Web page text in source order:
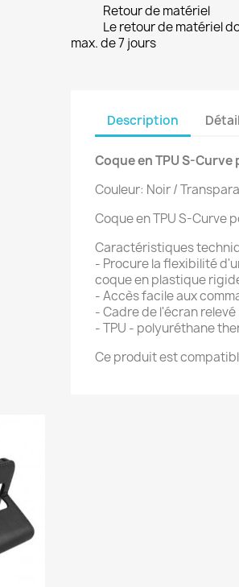
Retour de matériel
Le retour de matériel
max. de 7 jours
Description
Coque en TPU S-
Couleur: Noir /
Coque en TPU S-Curve
Caractéristiques
- Procure la flexibilité
coque en plastique
- Accès facile aux
- Cadre de l'écran
- TPU - polyuréthane
Ce produit est